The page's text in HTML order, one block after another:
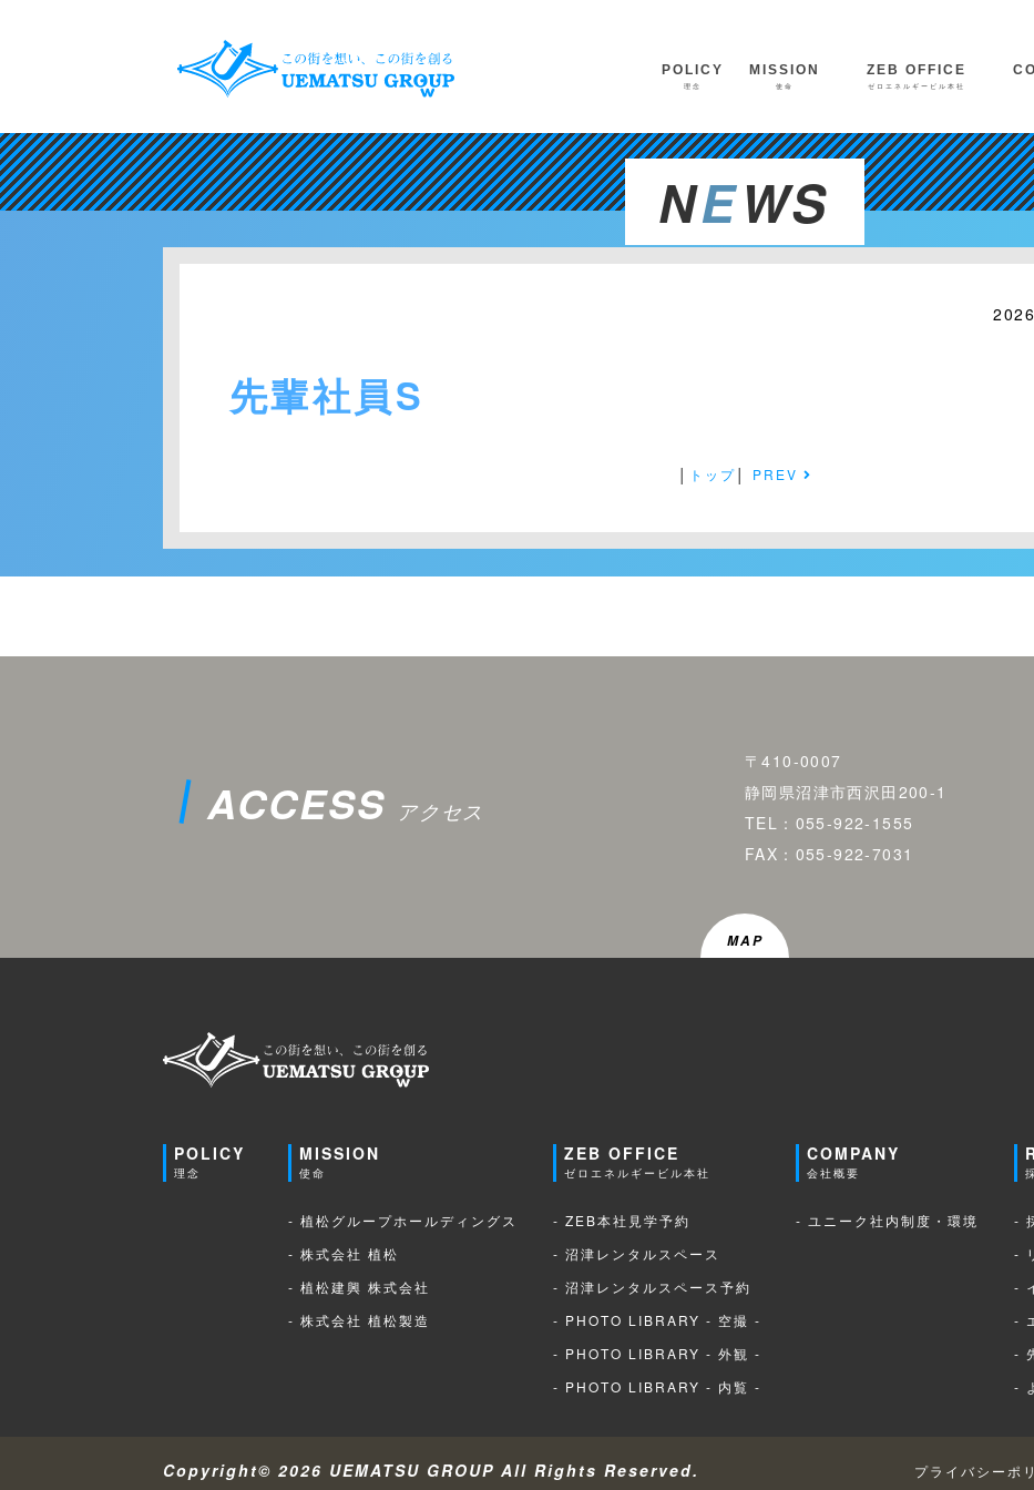
POLICY
理念
MISSION
使命
ZEB OFFICE
ゼロエネルギービル本社
NEWS
先輩社員S
│ トップ│ PREV
ACCESS アクセス
〒410-0007
静岡県沼津市西沢田200-1
TEL：055-922-1555
FAX：055-922-7031
MAP
POLICY
理念
MISSION
使命
- 植松グループホールディングス
- 株式会社 植松
- 植松建興 株式会社
- 株式会社 植松製造
ZEB OFFICE
ゼロエネルギービル本社
- ZEB本社見学予約
- 沼津レンタルスペース
- 沼津レンタルスペース予約
- PHOTO LIBRARY - 空撮 -
- PHOTO LIBRARY - 外観 -
- PHOTO LIBRARY - 内覧 -
COMPANY
会社概要
- ユニーク社内制度・環境
-
-
-
-
-
-
Copyright© 2026 UEMATSU GROUP All Rights Reserved. プライバシーポ